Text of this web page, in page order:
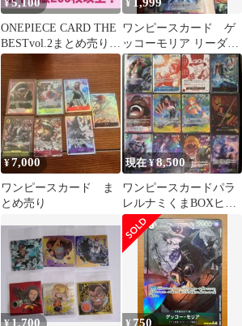
¥
ONEPIECE CARD THE
BESTvol.2まとめ売り
値下
¥
ワンピースカード ゲ
ッコーモリア リーダー
パラレル OP14-080
¥7,000
ワンピースカード ま
とめ売り
現在 ¥8,500
ワンピースカードパラ
レルナミくまBOXヒロ
インズエディション受
け継がれる意志
¥1,700 ¥ 750